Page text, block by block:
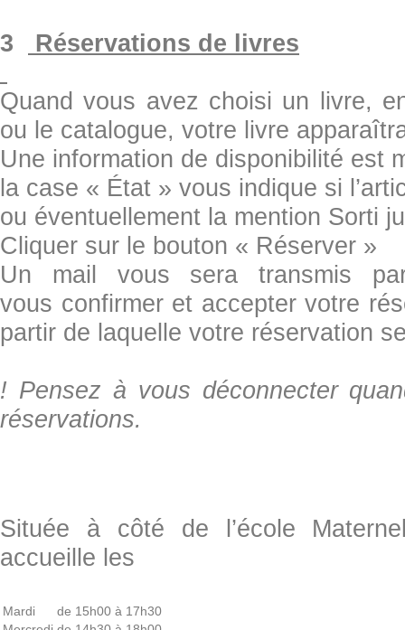
3 Réservations de livres
Quand vous avez choisi un livre,
ou le catalogue, votre livre
Une information de disponibilité est
la case « État » vous indique si
ou éventuellement la mention Sorti
Cliquer sur le bouton « Réserver »
Un mail vous sera transmis
vous confirmer et accepter votre
partir de laquelle votre réservation
! Pensez à vous déconnecter
réservations.
Située à côté de l’école
accueille les
Mardi
de 15h00 à 17h30